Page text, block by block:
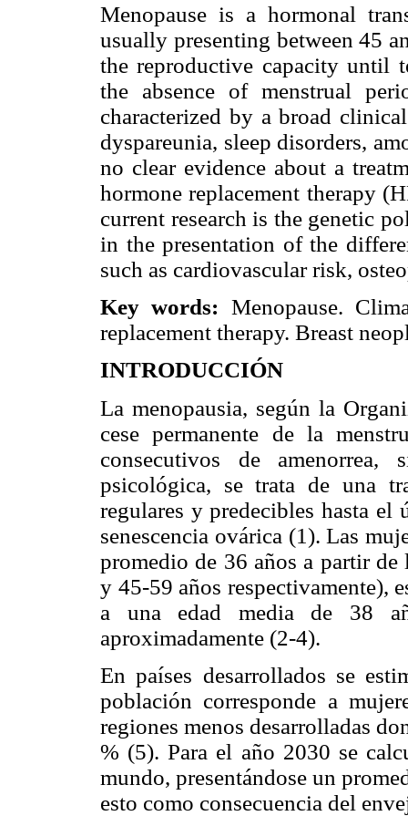
Menopause is a hormonal
usually presenting between 45
the reproductive capacity until
the absence of menstrual
characterized by a broad
dyspareunia, sleep disorders,
no clear evidence about a
hormone replacement therapy
current research is the genetic
in the presentation of the
such as cardiovascular risk,
Key words: Menopause.
replacement therapy. Breast
INTRODUCCIÓN
La menopausia, según la
cese permanente de la
consecutivos de
psicológica, se trata de una
regulares y predecibles hasta
senescencia ovárica (1). Las
promedio de 36 años a partir de
y 45-59 años respectivamente),
a una edad media de 38
aproximadamente (2-4).
En países desarrollados se
población corresponde a
regiones menos desarrolladas
% (5). Para el año 2030 se
mundo, presentándose un
esto como consecuencia del